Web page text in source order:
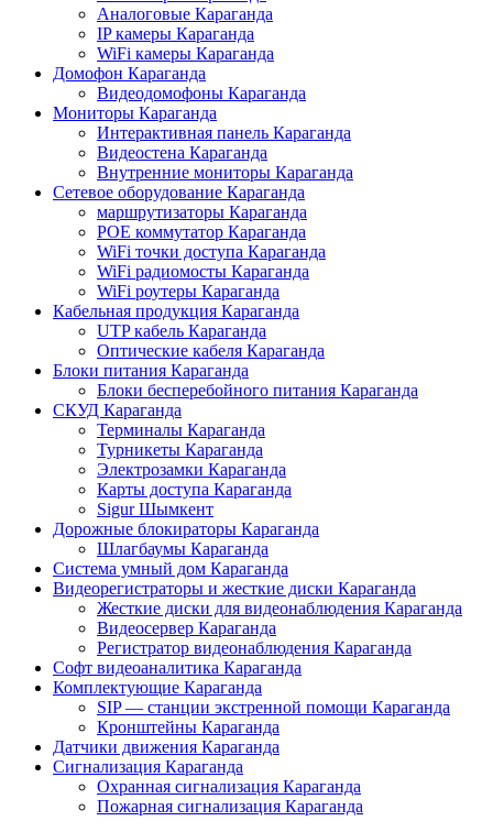
Аналоговые Караганда
IP камеры Караганда
WiFi камеры Караганда
Домофон Караганда
Видеодомофоны Караганда
Мониторы Караганда
Интерактивная панель Караганда
Видеостена Караганда
Внутренние мониторы Караганда
Сетевое оборудование Караганда
маршрутизаторы Караганда
POE коммутатор Караганда
WiFi точки доступа Караганда
WiFi радиомосты Караганда
WiFi роутеры Караганда
Кабельная продукция Караганда
UTP кабель Караганда
Оптические кабеля Караганда
Блоки питания Караганда
Блоки бесперебойного питания Караганда
СКУД Караганда
Терминалы Караганда
Турникеты Караганда
Электрозамки Караганда
Карты доступа Караганда
Sigur Шымкент
Дорожные блокираторы Караганда
Шлагбаумы Караганда
Система умный дом Караганда
Видеорегистраторы и жесткие диски Караганда
Жесткие диски для видеонаблюдения Караганда
Видеосервер Караганда
Регистратор видеонаблюдения Караганда
Софт видеоаналитика Караганда
Комплектующие Караганда
SIP — станции экстренной помощи Караганда
Кронштейны Караганда
Датчики движения Караганда
Сигнализация Караганда
Охранная сигнализация Караганда
Пожарная сигнализация Караганда